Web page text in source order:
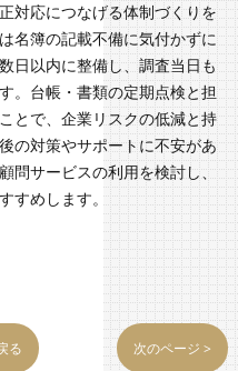
対応につなげる体制づくりを
名簿の記載不備に気付かずに
日以内に整備し、調査当日も
。台帳・書類の定期点検と担
とで、企業リスクの低減と持
の対策やサポートに不安があ
問サービスの利用を検討し、
すめします。
る 次のページ >